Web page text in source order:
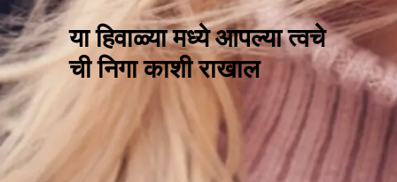
या हिवाळ्या मध्ये आपल्या त्वचे
ची निगा काशी राखाल